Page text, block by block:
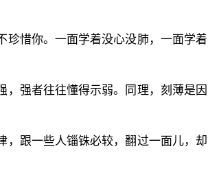
珍惜你。一面学着没心没肺，一面学着
，强者往往懂得示弱。同理，刻薄是因
，跟一些人锱铢必较，翻过一面儿，却